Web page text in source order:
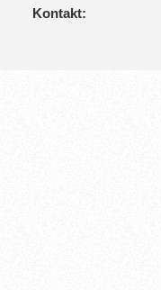
Kontakt: